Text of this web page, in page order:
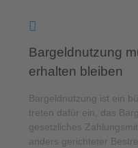
Bargeldnutzung
erhalten bleiben
Bargeldnutzung ist ein
treten dafür ein, das
gesetzliches
anders gerichteter